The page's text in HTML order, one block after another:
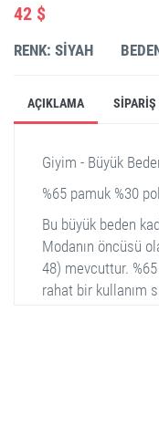
42 $
RENK: SIYAH
AÇIKLAMA
Giyim - Büyük
%65 pamuk %30
Bu büyük beden
Modanın öncüsü
48) mevcuttur.
rahat bir kullanım